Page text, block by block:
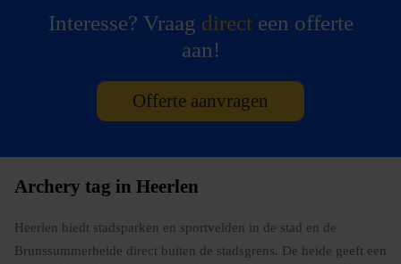
Interesse? Vraag directeen offerte
aan!
Offerte aanvragen
Archery tag in Heerlen
Heerlen biedt stadsparken en sportvelden in de stad en de
Brunssummerheide direct buiten de stadsgrens. De heide geeft een